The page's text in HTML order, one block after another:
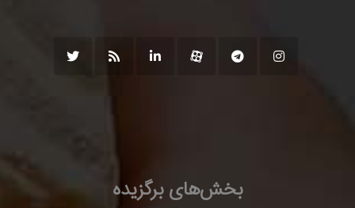
بخش‌های برگزیده